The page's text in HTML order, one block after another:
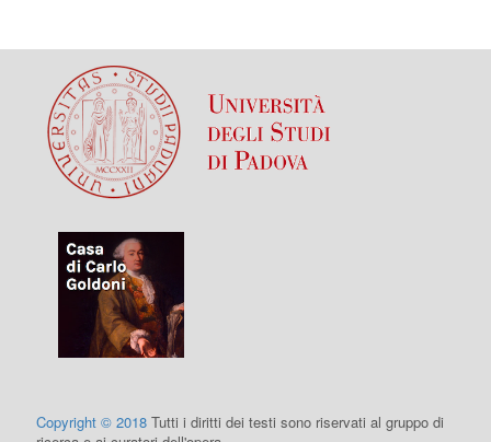
Copyright © 2018 Tutti i diritti dei testi sono riservati al gruppo di